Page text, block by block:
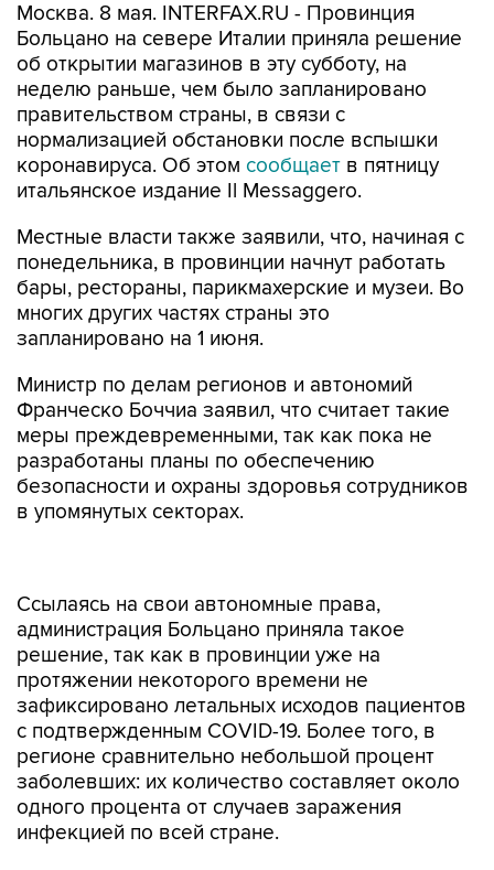
Москва. 8 мая. INTERFAX.RU - Провинция
Больцано на севере Италии приняла решение
об открытии магазинов в эту субботу, на
неделю раньше, чем было запланировано
правительством страны, в связи с
нормализацией обстановки после вспышки
коронавируса. Об этом сообщает в пятницу
итальянское издание Il Messaggero.
Местные власти также заявили, что, начиная с
понедельника, в провинции начнут работать
бары, рестораны, парикмахерские и музеи. Во
многих других частях страны это
запланировано на 1 июня.
Министр по делам регионов и автономий
Франческо Боччиа заявил, что считает такие
меры преждевременными, так как пока не
разработаны планы по обеспечению
безопасности и охраны здоровья сотрудников
в упомянутых секторах.
решение, так как в провинции уже на
протяжении некоторого времени не
зафиксировано летальных исходов пациентов
с подтвержденным COVID-19. Более того, в
регионе сравнительно небольшой процент
заболевших: их количество составляет около
одного процента от случаев заражения
инфекцией по всей стране.
С 4 мая в Италии возобновилась работа